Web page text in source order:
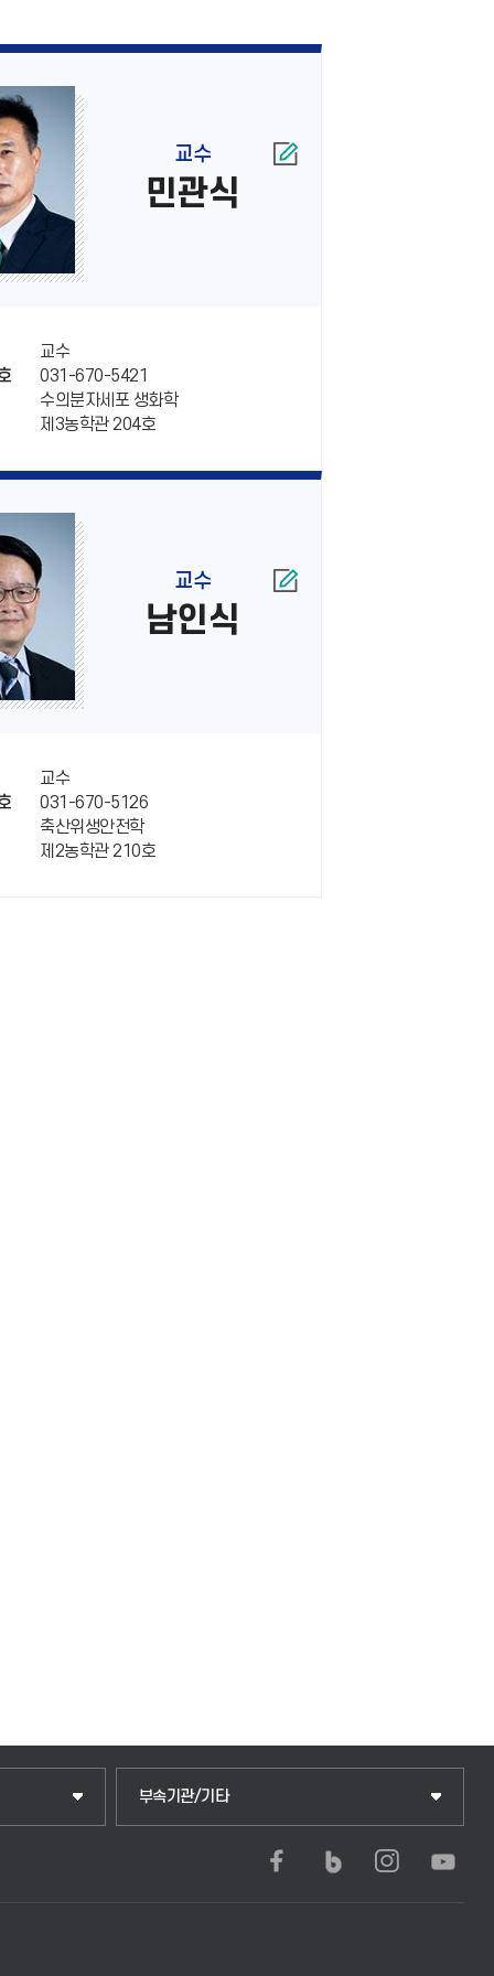
교수
민관식
교수
031-670-5421
수의분자세포 생화학
제3농학관 204호
교수
남인식
교수
031-670-5126
축산위생안전학
제2농학관 210호
부속기관/기타
중앙도서관